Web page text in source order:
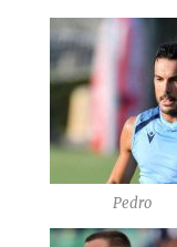
Pedro